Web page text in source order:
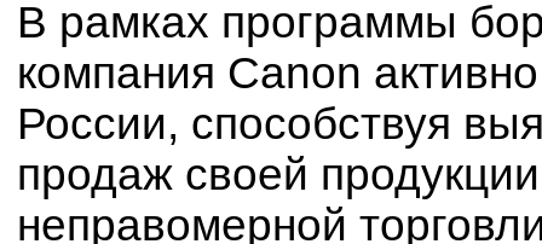
В рамках программы
компания Canon
России, способствуя
продаж своей
неправомерной